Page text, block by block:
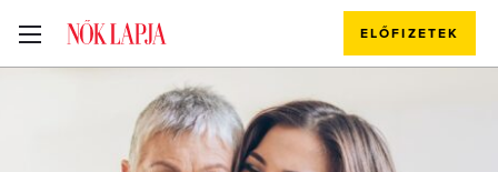
ELŐFIZETEK